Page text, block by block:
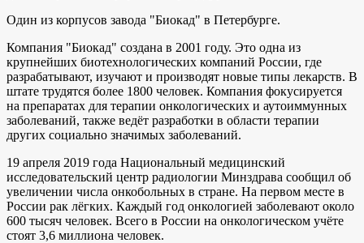
Один из корпусов завода "Биокад" в Петербурге.
Компания "Биокад" создана в 2001 году. Это одна из
крупнейших биотехнологических компаний России, где
разрабатывают, изучают и производят новые типы лекарств. В
штате трудятся более 1800 человек. Компания фокусируется
на препаратах для терапии онкологических и аутоиммунных
заболеваний, также ведёт разработки в области терапии
других социально значимых заболеваний.
19 апреля 2019 года Национальный медицинский
исследовательский центр радиологии Минздрава сообщил об
увеличении числа онкобольных в стране. На первом месте в
России рак лёгких. Каждый год онкологией заболевают около
600 тысяч человек. Всего в России на онкологическом учёте
стоят 3,6 миллиона человек.